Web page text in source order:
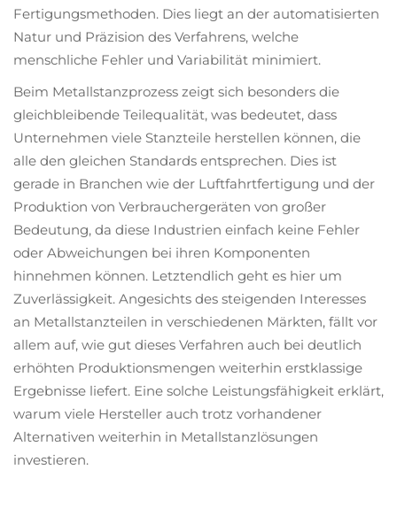
Fertigungsmethoden. Dies liegt an der automatisierten
Natur und Präzision des Verfahrens, welche
menschliche Fehler und Variabilität minimiert.
Beim Metallstanzprozess zeigt sich besonders die
gleichbleibende Teilequalität, was bedeutet, dass
Unternehmen viele Stanzteile herstellen können, die
alle den gleichen Standards entsprechen. Dies ist
gerade in Branchen wie der Luftfahrtfertigung und der
Produktion von Verbrauchergeräten von großer
Bedeutung, da diese Industrien einfach keine Fehler
oder Abweichungen bei ihren Komponenten
hinnehmen können. Letztendlich geht es hier um
Zuverlässigkeit. Angesichts des steigenden Interesses
an Metallstanzteilen in verschiedenen Märkten, fällt vor
allem auf, wie gut dieses Verfahren auch bei deutlich
erhöhten Produktionsmengen weiterhin erstklassige
Ergebnisse liefert. Eine solche Leistungsfähigkeit erklärt,
warum viele Hersteller auch trotz vorhandener
Alternativen weiterhin in Metallstanzlösungen
investieren.